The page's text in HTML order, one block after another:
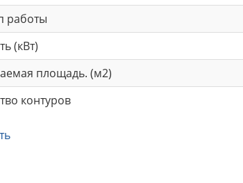
работы
(кВт)
площадь. (м2)
контуров